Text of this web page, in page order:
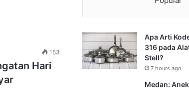
153
Hari
Apa Arti
316 pada
Stell?
7 hours ago
Medan: